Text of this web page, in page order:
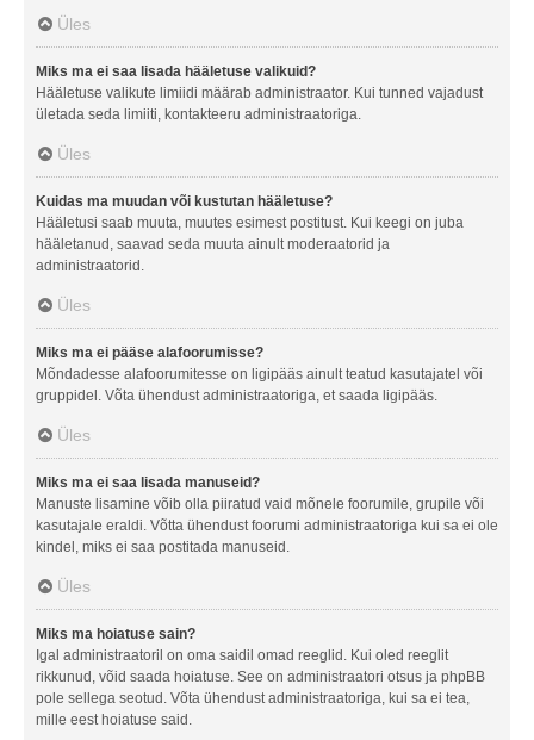
Üles
Miks ma ei saa lisada hääletuse valikuid?
Hääletuse valikute limiidi määrab administraator. Kui tunned vajadust
ületada seda limiiti, kontakteeru administraatoriga.
Üles
Kuidas ma muudan või kustutan hääletuse?
Hääletusi saab muuta, muutes esimest postitust. Kui keegi on juba
hääletanud, saavad seda muuta ainult moderaatorid ja
administraatorid.
Üles
Miks ma ei pääse alafoorumisse?
Mõndadesse alafoorumitesse on ligipääs ainult teatud kasutajatel või
gruppidel. Võta ühendust administraatoriga, et saada ligipääs.
Üles
Miks ma ei saa lisada manuseid?
Manuste lisamine võib olla piiratud vaid mõnele foorumile, grupile või
kasutajale eraldi. Võtta ühendust foorumi administraatoriga kui sa ei ole
kindel, miks ei saa postitada manuseid.
Üles
Miks ma hoiatuse sain?
Igal administraatoril on oma saidil omad reeglid. Kui oled reeglit
rikkunud, võid saada hoiatuse. See on administraatori otsus ja phpBB
pole sellega seotud. Võta ühendust administraatoriga, kui sa ei tea,
mille eest hoiatuse said.